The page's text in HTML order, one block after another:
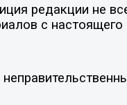
редакции не
с